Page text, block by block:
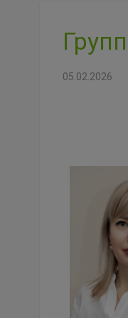
05.02.2026